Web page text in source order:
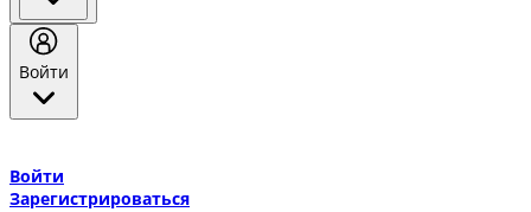
Войти
Войти
Зарегистрироваться